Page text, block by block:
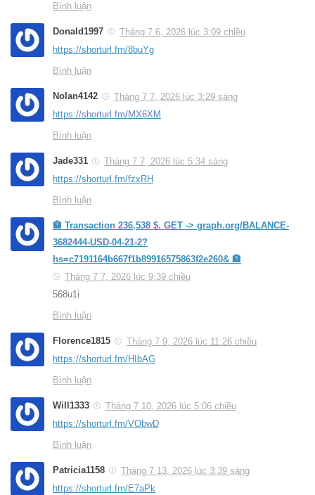
Bình luận
Donald1997
Tháng 7 6, 2026 lúc 3:09 chiều
https://shorturl.fm/8buYg
Bình luận
Nolan4142
Tháng 7 7, 2026 lúc 3:29 sáng
https://shorturl.fm/MX6XM
Bình luận
Jade331
Tháng 7 7, 2026 lúc 5:34 sáng
https://shorturl.fm/fzxRH
Bình luận
🏦 Transaction 236,538 $. GET -> graph.org/BALANCE-
3682444-USD-04-21-2?
hs=c7191164b667f1b89916575863f2e260& 🏦
Tháng 7 7, 2026 lúc 9:39 chiều
568u1i
Bình luận
Florence1815
Tháng 7 9, 2026 lúc 11:26 chiều
https://shorturl.fm/HIbAG
Bình luận
Will1333
Tháng 7 10, 2026 lúc 5:06 chiều
https://shorturl.fm/VObwD
Bình luận
Patricia1158
Tháng 7 13, 2026 lúc 3:39 sáng
https://shorturl.fm/E7aPk